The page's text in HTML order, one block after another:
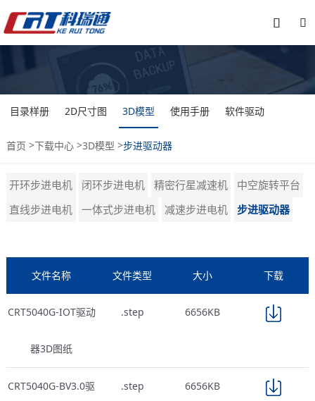


目录样册 2D尺寸图 3D模型 使用手册 软件驱动
首页 >下载中心>3D模型 >步进驱动器
开环步进电机 闭环步进电机 精密行星减速机
中空旋转平台
直线步进电机
一体式步进电机 减速步进电机 步进驱动器
文件名称 文件类型 大小 下载
CRT5040G-IOT驱动
器3D图纸
.step 6656KB
CRT5040G-BV3.0驱 .step 6656KB